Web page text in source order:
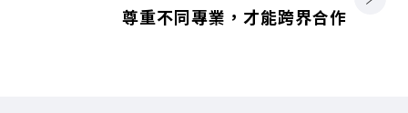
尊重不同專業，才能跨界合作